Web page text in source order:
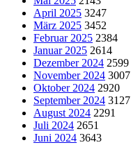
April 2025 3247
März 2025 3452
Februar 2025 2384
Januar 2025 2614
Dezember 2024 2599
November 2024 3007
Oktober 2024 2920
September 2024 3127
August 2024 2291
Juli 2024 2651
Juni 2024 3643